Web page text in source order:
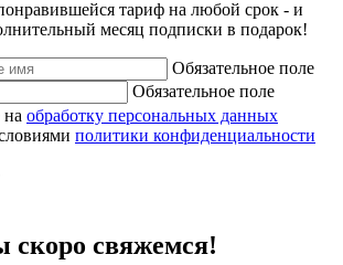
тариф на любой срок - и
месяц подписки в подарок!
Обязательное поле
Обязательное поле
на обработку персональных данных
политики конфиденциальности
скоро свяжемся!